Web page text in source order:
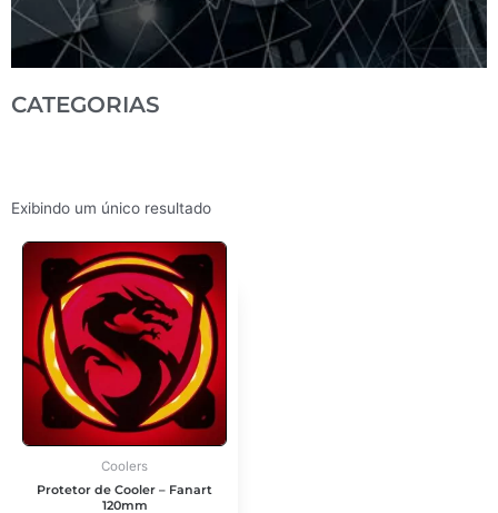
CATEGORIAS
Exibindo um único resultado
Coolers
Protetor de Cooler – Fanart
120mm
Este
produto
tem
várias
variantes.
As
opções
podem
ser
na